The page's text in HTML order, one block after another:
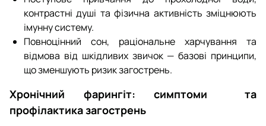
контрастні душі та фізична активність зміцнюють
імунну систему.
Повноцінний сон, раціональне харчування та
відмова від шкідливих звичок — базові принципи,
що зменшують ризик загострень.
Хронічний фарингіт: симптоми та
профілактика загострень